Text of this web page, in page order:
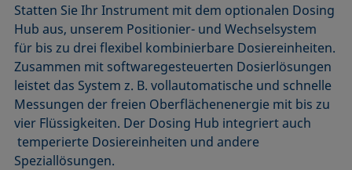
Statten Sie Ihr Instrument mit dem optionalen Dosing
Hub aus, unserem Positionier- und Wechselsystem
für bis zu drei flexibel kombinierbare Dosiereinheiten.
Zusammen mit softwaregesteuerten Dosierlösungen
leistet das System z. B. vollautomatische und schnelle
Messungen der freien Oberflächenenergie mit bis zu
vier Flüssigkeiten. Der Dosing Hub integriert auch
temperierte Dosiereinheiten und andere
Speziallösungen.